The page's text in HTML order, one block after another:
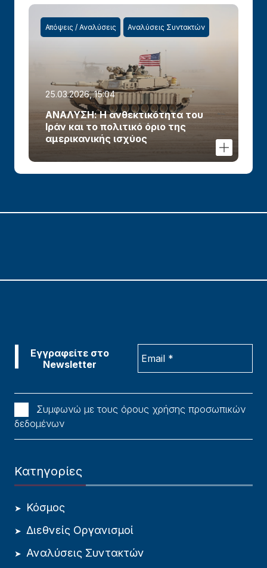
Απόψεις / Αναλύσεις Αναλύσεις Συντακτών
25.03.2026, 15:04
ΑΝΑΛΥΣΗ: Η ανθεκτικότητα του
Ιράν και το πολιτικό όριο της
αμερικανικής ισχύος
Συμφωνώ με τους όρους χρήσης προσωπικών
δεδομένων
Κατηγορίες
Κόσμος
Διεθνείς Οργανισμοί
Αναλύσεις Συντακτών